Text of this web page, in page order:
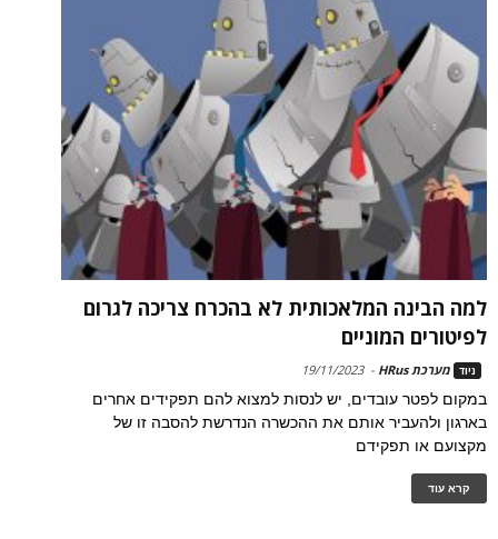
למה הבינה המלאכותית לא בהכרח צריכה לגרום
לפיטורים המוניים
ניוד מערכת HRus -
19/11/2023
במקום לפטר עובדים, יש לנסות למצוא להם תפקידים אחרים
בארגון ולהעביר אותם את ההכשרה הנדרשת להסבה זו של
מקצועם או תפקידם
קרא עוד